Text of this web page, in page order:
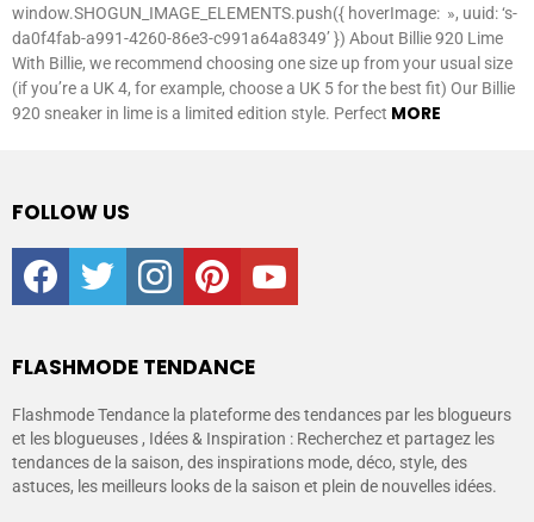
window.SHOGUN_IMAGE_ELEMENTS.push({ hoverImage: », uuid: ‘s-
da0f4fab-a991-4260-86e3-c991a64a8349’ }) About Billie 920 Lime
With Billie, we recommend choosing one size up from your usual size
(if you’re a UK 4, for example, choose a UK 5 for the best fit) Our Billie
920 sneaker in lime is a limited edition style. Perfect MORE
FOLLOW US
facebooktwitter instagrampinterestyoutube
FLASHMODE TENDANCE
Flashmode Tendance la plateforme des tendances par les blogueurs
et les blogueuses , Idées & Inspiration : Recherchez et partagez les
tendances de la saison, des inspirations mode, déco, style, des
astuces, les meilleurs looks de la saison et plein de nouvelles idées.